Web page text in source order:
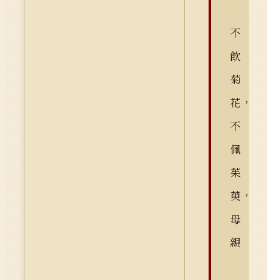
不
飲
菊
花，
不
佩
茱
萸，
母
親